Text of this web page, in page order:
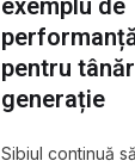
exemplu de
pentru
generație
Sibiul continuă să